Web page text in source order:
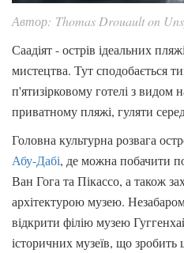
Автор: Thomas Drouault on
Саадіят - острів ідеальних
мистецтва. Тут сподобається
п'ятизірковому готелі з видом
приватному пляжі, гуляти
Головна культурна розвага
Абу-Дабі, де можна побачити
Ван Гога та Пікассо, а також
архітектурою музею.
відкрити філію музею
історичних музеїв, що